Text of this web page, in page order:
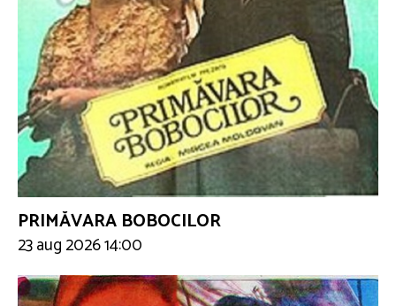
PRIMĂVARA BOBOCILOR
23 aug 2026 14:00